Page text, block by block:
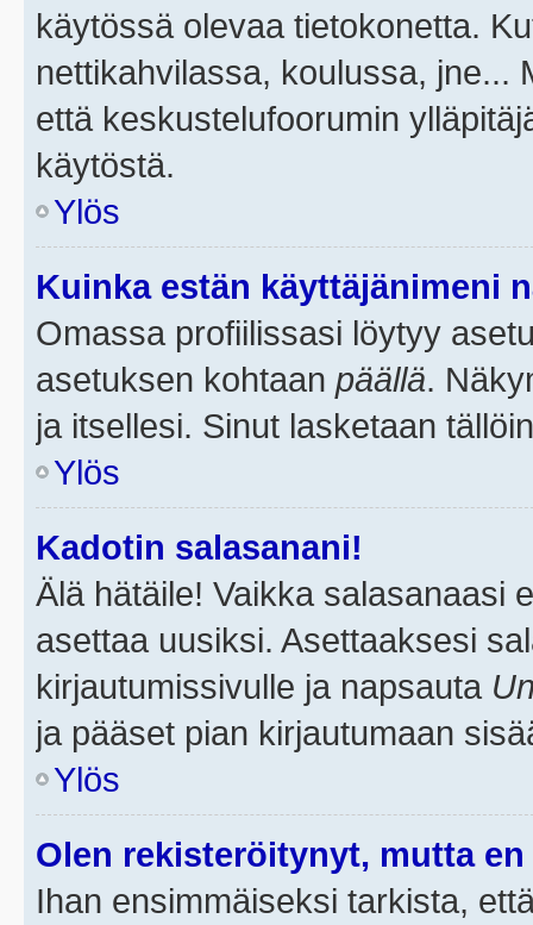
käytössä olevaa tietokonetta.
nettikahvilassa, koulussa, jne...
että keskustelufoorumin
käytöstä.
Ylös
Kuinka estän käyttäjänimeni
Omassa profiilissasi löytyy
asetuksen kohtaan päällä.
ja itsellesi. Sinut lasketaan
Ylös
Kadotin salasanani!
Älä hätäile! Vaikka salasanaasi
asettaa uusiksi. Asettaaksesi
kirjautumissivulle ja napsauta
ja pääset pian kirjautumaan
Ylös
Olen rekisteröitynyt, mutta
Ihan ensimmäiseksi tarkista,